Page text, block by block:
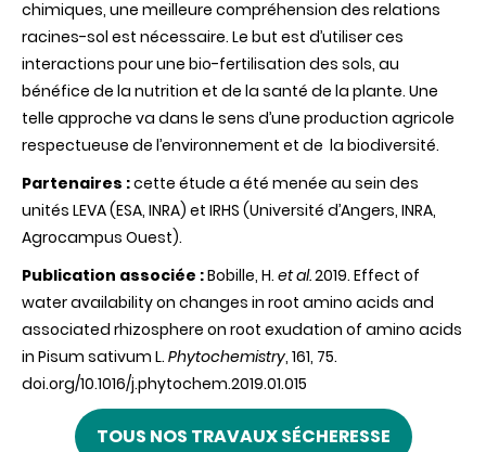
chimiques, une meilleure compréhension des relations
racines-sol est nécessaire. Le but est d’utiliser ces
interactions pour une bio-fertilisation des sols, au
bénéfice de la nutrition et de la santé de la plante. Une
telle approche va dans le sens d’une production agricole
respectueuse de l’environnement et de la biodiversité.
Partenaires :cette étude a été menée au sein des
unités LEVA (ESA, INRA) et IRHS (Université d’Angers, INRA,
Agrocampus Ouest).
Publication associée :Bobille, H. et al.2019. Effect of
water availability on changes in root amino acids and
associated rhizosphere on root exudation of amino acids
in Pisum sativum L. Phytochemistry, 161, 75.
doi.org/10.1016/j.phytochem.2019.01.015
TOUS NOS TRAVAUX SÉCHERESSE